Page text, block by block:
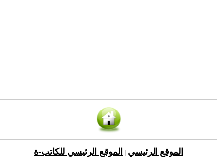
الموقع الرئيسي الموقع الرئيسي للكاتب-ة